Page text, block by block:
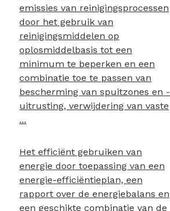
emissies van reinigingsprocessen
door het gebruik van
reinigingsmiddelen op
oplosmiddelbasis tot een
minimum te beperken en een
combinatie toe te passen van
bescherming van spuitzones en -
uitrusting, verwijdering van vaste
...
Het efficiënt gebruiken van
energie door toepassing van een
energie-efficiëntieplan, een
rapport over de energiebalans en
een geschikte combinatie van de